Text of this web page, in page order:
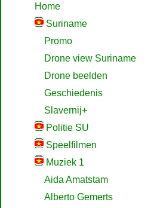
Home
Suriname
Promo
Drone view Suriname
Drone beelden
Geschiedenis
Slavernij+
Politie SU
Speelfilmen
Muziek 1
Aida Amatstam
Alberto Gemerts